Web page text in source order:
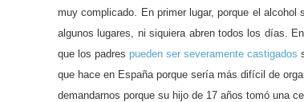
muy complicado. En primer lugar, porque el
algunos lugares, ni siquiera abren todos los días.
que los padrespueden ser severamente castigados
que hace en España porque sería más difícil de
demandarnos porque su hijo de 17 años tomó una